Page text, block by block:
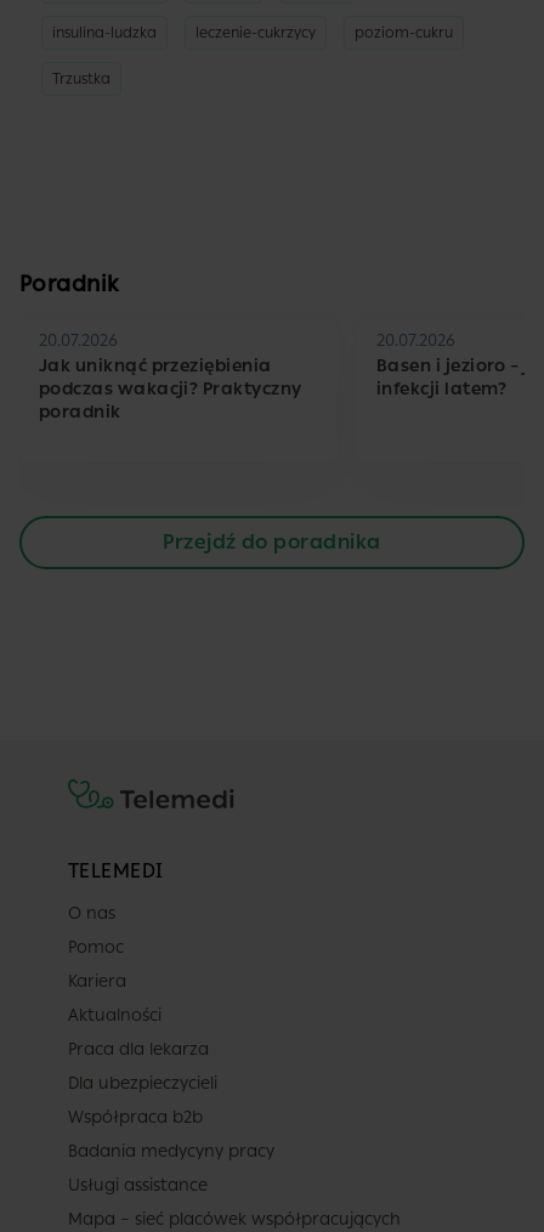
insulina-ludzka leczenie-cukrzycy poziom-cukru
Trzustka
Poradnik
20.07.2026
Jak uniknąć przeziębienia
podczas wakacji? Praktyczny
poradnik
20.07.2026
Basen i jezioro –
infekcji latem?
Przejdź do poradnika
TELEMEDI
O nas
Pomoc
Kariera
Aktualności
Praca dla lekarza
Dla ubezpieczycieli
Współpraca b2b
Badania medycyny pracy
Usługi assistance
Mapa – sieć placówek współpracujących